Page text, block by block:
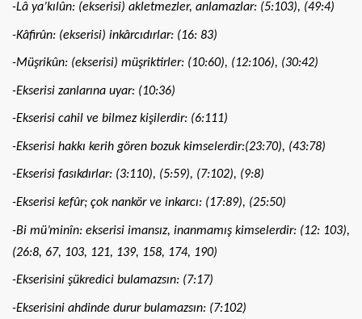
-Lâ ya’kılûn: (ekserisi) akletmezler, anlamazlar: (5:103), (49:4)
-Kâfirûn: (ekserisi) inkârcıdırlar: (16: 83)
-Müşrikûn: (ekserisi) müşriktirler: (10:60), (12:106), (30:42)
-Ekserisi zanlarına uyar: (10:36)
-Ekserisi cahil ve bilmez kişilerdir: (6:111)
-Ekserisi hakkı kerih gören bozuk kimselerdir:(23:70), (43:78)
-Ekserisi fasıkdırlar: (3:110), (5:59), (7:102), (9:8)
-Ekserisi kefûr; çok nankör ve inkarcı: (17:89), (25:50)
-Bi mü’minîn: ekserisi imansız, inanmamış kimselerdir: (12: 103),
(26:8, 67, 103, 121, 139, 158, 174, 190)
-Ekserisini şükredici bulamazsın: (7:17)
-Ekserisini ahdinde durur bulamazsın: (7:102)